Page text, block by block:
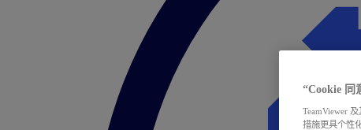
“Cookie 同
TeamViewer
措施更具个性